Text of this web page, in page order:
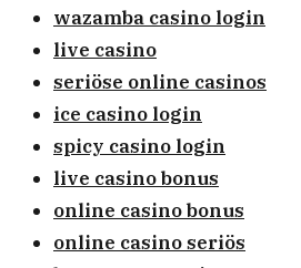
wazamba casino login
live casino
seriöse online casinos
ice casino login
spicy casino login
live casino bonus
online casino bonus
online casino seriös